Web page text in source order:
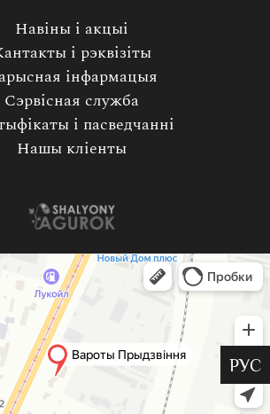
РУС
Навіны і акцыі
і рэквізіты
інфармацыя
Сэрвісная служба
і пасведчанні
Нашы кліенты